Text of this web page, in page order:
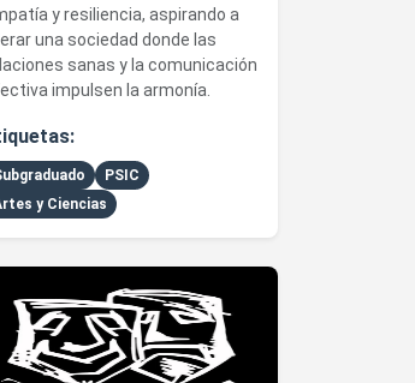
y resiliencia, aspirando a
una sociedad donde las
sanas y la comunicación
impulsen la armonía.
PSIC
y Ciencias
de TeatRUM